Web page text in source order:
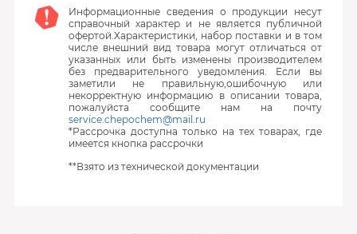
Информационные сведения о продукции несут
справочный характер и не является публичной
офертой.Характеристики, набор поставки и в том
числе внешний вид товара могут отличаться от
указанных или быть изменены производителем
без предварительного уведомления. Если вы
заметили не правильную,ошибочную или
некорректную информацию в описании товара,
пожалуйста сообщите нам на почту
service.chepochem@mail.ru
*Рассрочка доступна только на тех товарах, где
имеется кнопка рассрочки
**Взято из технической документации